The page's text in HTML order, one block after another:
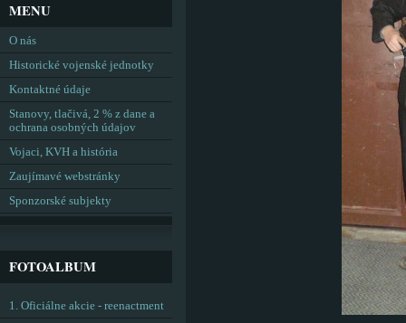
MENU
O nás
Historické vojenské jednotky
Kontaktné údaje
Stanovy, tlačivá, 2 % z dane a
ochrana osobných údajov
Vojaci, KVH a história
Zaujímavé webstránky
Sponzorské subjekty
FOTOALBUM
1. Oficiálne akcie - reenactment